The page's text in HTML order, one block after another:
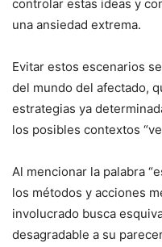
controlar estas ideas y
una ansiedad extrema.
Evitar estos escenarios
del mundo del afectado,
estrategias ya
los posibles contextos
Al mencionar la palabra
los métodos y acciones
involucrado busca
desagradable a su